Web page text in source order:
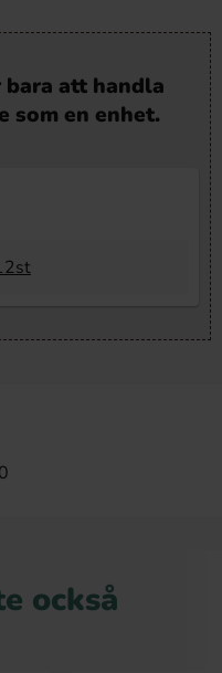
bara att handla
som en enhet.
också